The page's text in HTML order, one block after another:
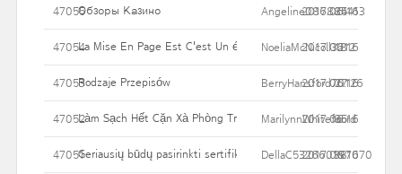
47055Обзоры Казино Angeline086884413
2017.06.16
25
47054La Mise En Page Est C'est Un élément Souvent Négligé Mais
NoeliaMcNicoll3212
2017.06.16
18
47053Rodzaje Przepisów BerryHansford70126
2017.06.16
27
47052Làm Sạch Hết Cặn Xà Phòng Trên Quần áo Khi Giặt Bằng Máy
MarilynnWhitefoord
2017.06.16
85
47051Geriausių būdų pasirinkti sertifikuota plastikinių daktaras priekio
DellaC532660197070
2017.06.16
38